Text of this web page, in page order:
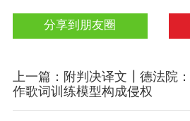
分享到朋友圈
上一篇：附判决译文┃德法院：
作歌词训练模型构成侵权